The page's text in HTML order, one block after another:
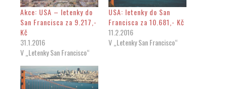
Akce: USA – letenky do
San Francisca za 9.217,-
Kč
31.1.2016
V „Letenky San Francisco“
USA: letenky do San
Francisca za 10.681,- Kč
11.2.2016
V „Letenky San Francisco“